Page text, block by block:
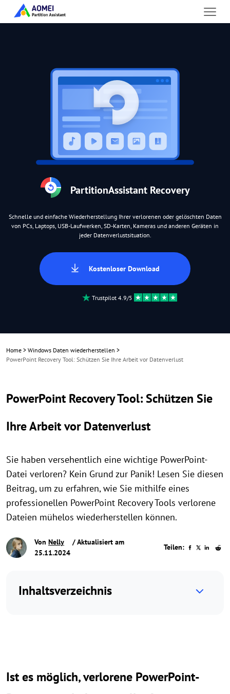
PartitionAssistant Recovery
Schnelle und einfache Wiederherstellung Ihrer verlorenen oder gelöschten Daten
von PCs, Laptops, USB-Laufwerken, SD-Karten, Kameras und anderen Geräten in
jeder Datenverlustsituation.
Kostenloser Download
Trustpilot 4.9/5
Home > Windows Daten wiederherstellen >
PowerPoint Recovery Tool: Schützen Sie Ihre Arbeit vor Datenverlust
PowerPoint Recovery Tool: Schützen Sie
Ihre Arbeit vor Datenverlust
Sie haben versehentlich eine wichtige PowerPoint-
Datei verloren? Kein Grund zur Panik! Lesen Sie diesen
Beitrag, um zu erfahren, wie Sie mithilfe eines
professionellen PowerPoint Recovery Tools verlorene
Dateien mühelos wiederherstellen können.
Von Nelly
/ Aktualisiert am
25.11.2024
Teilen:
Inhaltsverzeichnis
Ist es möglich, verlorene PowerPoint-